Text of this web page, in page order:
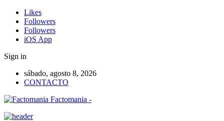
Likes
Followers
Followers
iOS App
Sign in
sábado, agosto 8, 2026
CONTACTO
Factomania -